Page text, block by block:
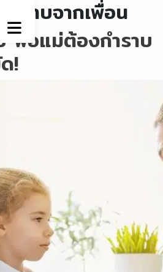
ยาบจากเพื่อน
พ่อแม่ต้องกำราบ
!